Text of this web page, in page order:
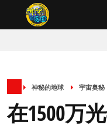
神秘的地球 宇宙奥秘
在1500万